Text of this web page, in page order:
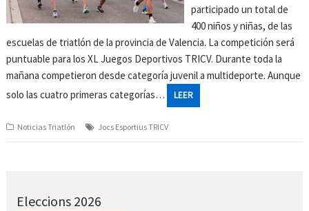
participado un total de
400 niños y niñas, de las
escuelas de triatlón de la provincia de Valencia. La competición será
puntuable para los XL Juegos Deportivos TRICV. Durante toda la
mañana competieron desde categoría juvenil a multideporte. Aunque
solo las cuatro primeras categorías…
LEER
Noticias Triatlón Jocs Esportius TRICV
Eleccions 2026